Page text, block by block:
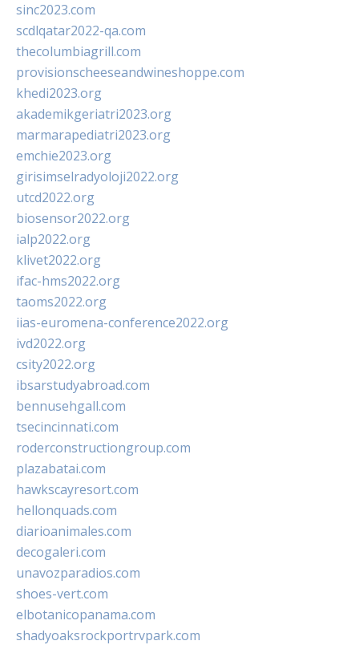
sinc2023.com
scdlqatar2022-qa.com
thecolumbiagrill.com
provisionscheeseandwineshoppe.com
khedi2023.org
akademikgeriatri2023.org
marmarapediatri2023.org
emchie2023.org
girisimselradyoloji2022.org
utcd2022.org
biosensor2022.org
ialp2022.org
klivet2022.org
ifac-hms2022.org
taoms2022.org
iias-euromena-conference2022.org
ivd2022.org
csity2022.org
ibsarstudyabroad.com
bennusehgall.com
tsecincinnati.com
roderconstructiongroup.com
plazabatai.com
hawkscayresort.com
hellonquads.com
diarioanimales.com
decogaleri.com
unavozparadios.com
shoes-vert.com
elbotanicopanama.com
shadyoaksrockportrvpark.com